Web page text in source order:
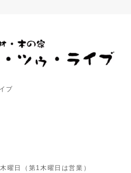
ブ
曜日（第1木曜日は営業）